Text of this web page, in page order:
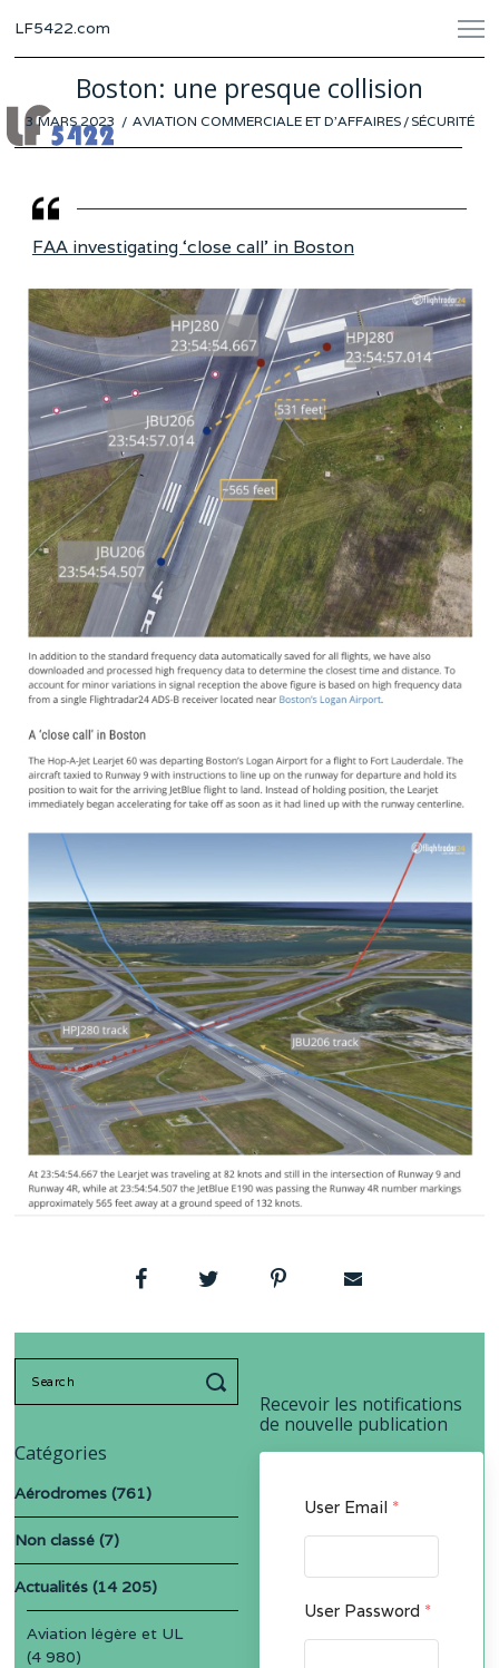
LF5422.com
Boston: une presque collision
POSTED
ON
3 MARS 2023 3 AVIATION COMMERCIALE ET D'AFFAIRES / SÉCURITÉ
FAA investigating ‘close call’ in Boston
Recevoir les notifications
de nouvelle publication
User Email *
User Password *
Catégories
Aérodromes (761)
Non classé (7)
Actualités (14 205)
Aviation légère et UL
(4 980)